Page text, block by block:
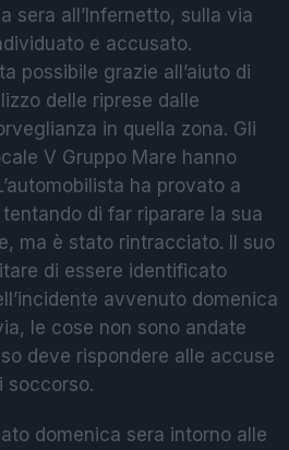
sera all’Infernetto, sulla via
e accusato.
possibile grazie all’aiuto di
delle riprese dalle
in quella zona. Gli
V Gruppo Mare hanno
ha provato a
di far riparare la sua
ma è stato rintracciato. Il suo
di essere identificato
avvenuto domenica
le cose non sono andate
deve rispondere alle accuse
soccorso.
domenica sera intorno alle